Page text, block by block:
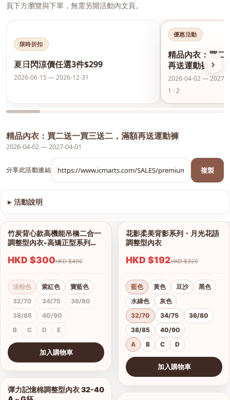
頁下方瀏覽與下單，無需另開活動內文頁。
‹ ›
限時折扣
夏日閃涼價任選3件$299
2026-06-15 — 2026-12-31
優惠活動
精品內衣：買二
再送運動褲
2026-04-02 — 2027-
1 · 2
精品內衣：買二送一買三送二，滿額再送運動褲
2026-04-02 — 2027-04-01
分享此活動連結 複製
▸ 活動說明
1/13
查看圖片
竹炭背心款高機能吊橋二合一
調整型內衣-高矯正型系列
HKD $300 HKD $499
淡粉色 紫紅色
寶藍色
32/70
34/75
36/80
38/85
40/90
B
C D E
加入購物車
1/18
查看圖片
彈力記憶棉調整型內衣 32-40
1/18
花影柔美背影系列・月光花語
調整型內衣
HKD $192 HKD $320
藍色 黃色 豆沙
黑色
水綠色
灰色
32/70
34/75
36/80
38/85
40/90
A
B C D
加入購物車
查看圖片